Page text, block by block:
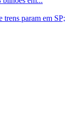
trens param em SP;